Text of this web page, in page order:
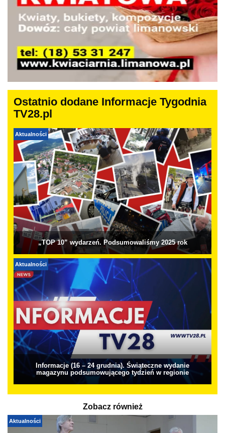
Ostatnio dodane Informacje Tygodnia
TV28.pl
Aktualności
„TOP 10” wydarzeń. Podsumowaliśmy 2025 rok
Aktualności
Informacje (16 – 24 grudnia). Świąteczne wydanie
magazynu podsumowującego tydzień w regionie
Zobacz również
Aktualności